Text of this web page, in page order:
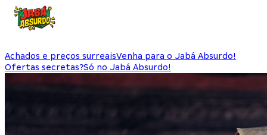
Achados e preços surreaisVenha para o Jabá Absurdo!
Ofertas secretas?Só no Jabá Absurdo!